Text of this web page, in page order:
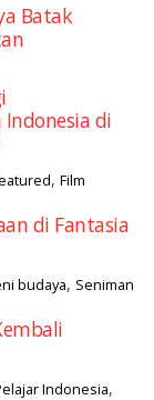
Batak
di
,Film
di Fantasia
budaya, Seniman
Indonesia,